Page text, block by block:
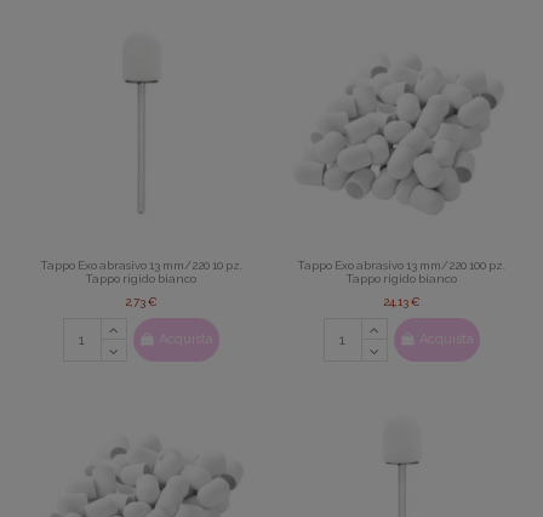
Tappo Exo abrasivo 13 mm/220 10 pz.
Tappo rigido bianco
2,73 €
Acquista
Tappo Exo abrasivo 13 mm/220 100 pz.
Tappo rigido bianco
24,13 €
Acquista